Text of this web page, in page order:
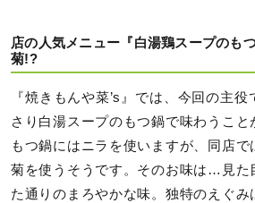
店の人気メニュー『白湯鶏スープのも
菊!?
『焼きもんや菜’s』では、今回の主
さり白湯スープのもつ鍋で味わうこ
もつ鍋にはニラを使いますが、同店
菊を使うそうです。そのお味は…見た
た通りのまろやかな味。独特のえぐみ